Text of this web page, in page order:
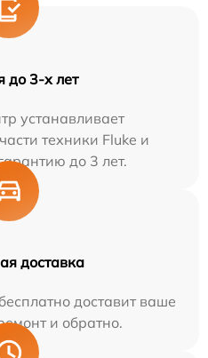
до 3-х лет
устанавливает
техники Fluke и
до 3 лет.
доставка
доставит ваше
и обратно.